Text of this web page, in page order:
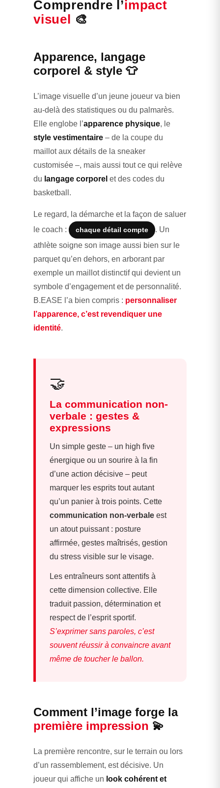
Comprendre l’impact
visuel
🎨
Apparence, langage
corporel & style 👕
L’image visuelle d’un jeune joueur va bien
au-delà des statistiques ou du palmarès.
Elle englobe l’apparence physique, le
style vestimentaire – de la coupe du
maillot aux détails de la sneaker
customisée –, mais aussi tout ce qui relève
du langage corporel et des codes du
basketball.
Le regard, la démarche et la façon de saluer
le coach :
chaque détail compte
. Un
athlète soigne son image aussi bien sur le
parquet qu’en dehors, en arborant par
exemple un maillot distinctif qui devient un
symbole d’engagement et de personnalité.
B.EASE l’a bien compris : personnaliser
l’apparence, c’est revendiquer une
identité.
🤝
La communication non-
verbale : gestes &
expressions
Un simple geste – un high five
énergique ou un sourire à la fin
d’une action décisive – peut
marquer les esprits tout autant
qu’un panier à trois points. Cette
communication non-verbale est
un atout puissant : posture
affirmée, gestes maîtrisés, gestion
du stress visible sur le visage.
Les entraîneurs sont attentifs à
cette dimension collective. Elle
traduit passion, détermination et
respect de l’esprit sportif.
S’exprimer sans paroles, c’est
souvent réussir à convaincre avant
même de toucher le ballon.
Comment l’image forge la
première impression 💫
La première rencontre, sur le terrain ou lors
d’un rassemblement, est décisive. Un
joueur qui affiche un look cohérent et